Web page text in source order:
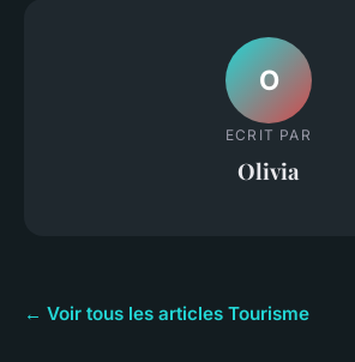
O
ECRIT PAR
Olivia
← Voir tous les articles Tourisme